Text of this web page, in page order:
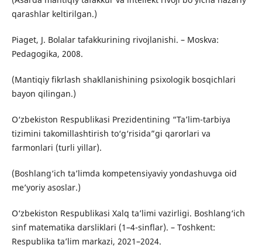
qarashlar keltirilgan.)
Piaget, J. Bolalar tafakkurining rivojlanishi. – Moskva:
Pedagogika, 2008.
(Mantiqiy fikrlash shakllanishining psixologik bosqichlari
bayon qilingan.)
O‘zbekiston Respublikasi Prezidentining “Ta’lim-tarbiya
tizimini takomillashtirish to‘g‘risida”gi qarorlari va
farmonlari (turli yillar).
(Boshlang‘ich ta’limda kompetensiyaviy yondashuvga oid
me’yoriy asoslar.)
O‘zbekiston Respublikasi Xalq ta’limi vazirligi. Boshlang‘ich
sinf matematika darsliklari (1–4-sinflar). – Toshkent:
Respublika ta’lim markazi, 2021–2024.